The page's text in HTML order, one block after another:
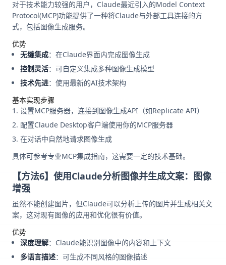
对于技术能力较强的用户，Claude最近引入的Model Context
Protocol(MCP)功能提供了一种将Claude与外部工具连接的方
式，包括图像生成服务。
优势
无缝集成：在Claude界面内完成图像生成
控制灵活：可自定义集成多种图像生成模型
技术先进：使用最新的AI技术架构
基本实现步骤
设置MCP服务器，连接到图像生成API（如Replicate API）
配置Claude Desktop客户端使用你的MCP服务器
在对话中自然地请求图像生成
具体可参考专业MCP集成指南，这需要一定的技术基础。
【方法6】使用Claude分析图像并生成文案：图像
增强
虽然不能创建图片，但Claude可以分析上传的图片并生成相关文
案，这对现有图像的应用和优化很有价值。
优势
深度理解：Claude能识别图像中的内容和上下文
多语言描述：可生成不同风格的图像描述